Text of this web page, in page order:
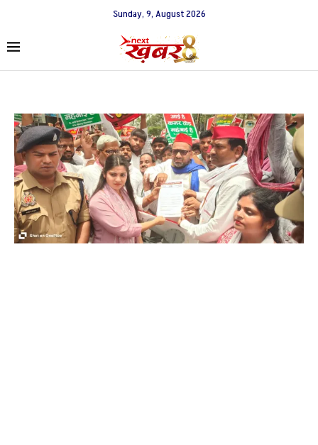
Sunday, 9, August 2026